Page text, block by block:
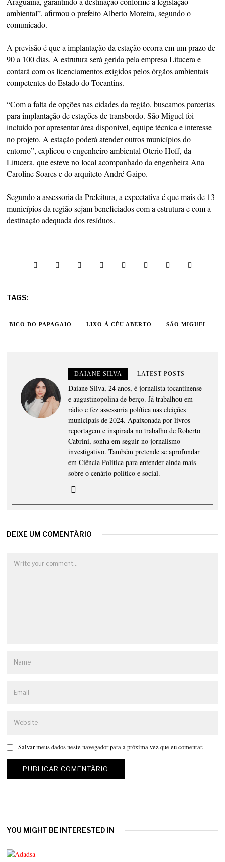
ambiental”, afirmou o prefeito Alberto Moreira, segundo o
comunicado.
A previsão é que a implantação da estação ocorra em um prazo de
90 a 100 dias. A estrutura será gerida pela empresa Litucera e
contará com os licenciamentos exigidos pelos órgãos ambientais
competentes do Estado do Tocantins.
“Com a falta de opções nas cidades da região, buscamos parcerias
para implantação de estações de transbordo. São Miguel foi
incluído por apresentar área disponível, equipe técnica e interesse
no projeto. A estação poderá atender outros municípios do
entorno”, explicou o engenheiro ambiental Oterio Hoff, da
Litucera, que esteve no local acompanhado da engenheira Ana
Caroline Soares e do arquiteto André Gaipo.
Segundo a assessoria da Prefeitura, a expectativa é que mais de 13
municípios da região sejam beneficiados com a estrutura e com a
destinação adequada dos resíduos.
TAGS:
BICO DO PAPAGAIO LIXO À CÉU ABERTO SÃO MIGUEL
DAIANE SILVA LATEST POSTS
Daiane Silva, 24 anos, é jornalista tocantinense
e augustinopolina de berço. Já trabalhou em
rádio e fez assessoria política nas eleições
municipais de 2024. Apaixonada por livros-
reportagem e inspirada no trabalho de Roberto
Cabrini, sonha em seguir no jornalismo
investigativo. Também pretende se aprofundar
em Ciência Política para entender ainda mais
sobre o cenário político e social.
DEIXE UM COMENTÁRIO
Salvar meus dados neste navegador para a próxima vez que eu comentar.
YOU MIGHT BE INTERESTED IN